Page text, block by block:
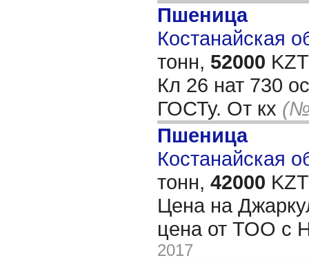
Пшеница
Костанайская
тонн, 52000
Кл 26 нат 730
ГОСТу. От кх
Пшеница
Костанайская
тонн, 42000
Цена на
цена от ТОО с
2017